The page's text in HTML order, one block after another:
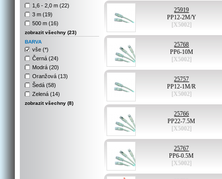
1,6 - 2,0 m (22)
3 m (19)
500 m (16)
zobrazit všechny (23)
BARVA
vše (*)
Černá (24)
Modrá (20)
Oranžová (13)
Šedá (58)
Zelená (14)
zobrazit všechny (8)
25919
PP12-2M/Y
[X5002]
25768
PP6-10M
[X5002]
25757
PP12-1M/R
[X5002]
25766
PP22-7.5M
[X5002]
25767
PP6-0.5M
[X5002]